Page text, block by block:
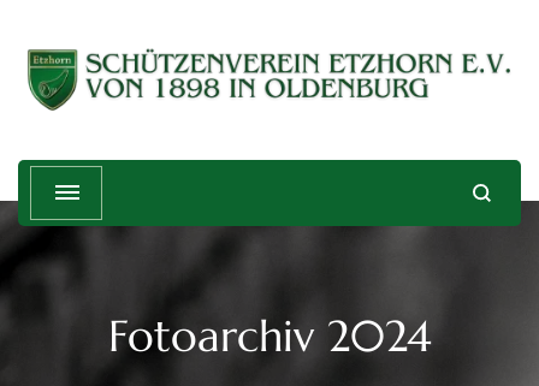
Schützenverein Etzhorn e.V. von
1898
Treffender geht's nicht!
Fotoarchiv 2024